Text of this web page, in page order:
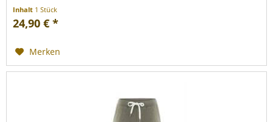
Inhalt 1 Stück
24,90 € *
Merken